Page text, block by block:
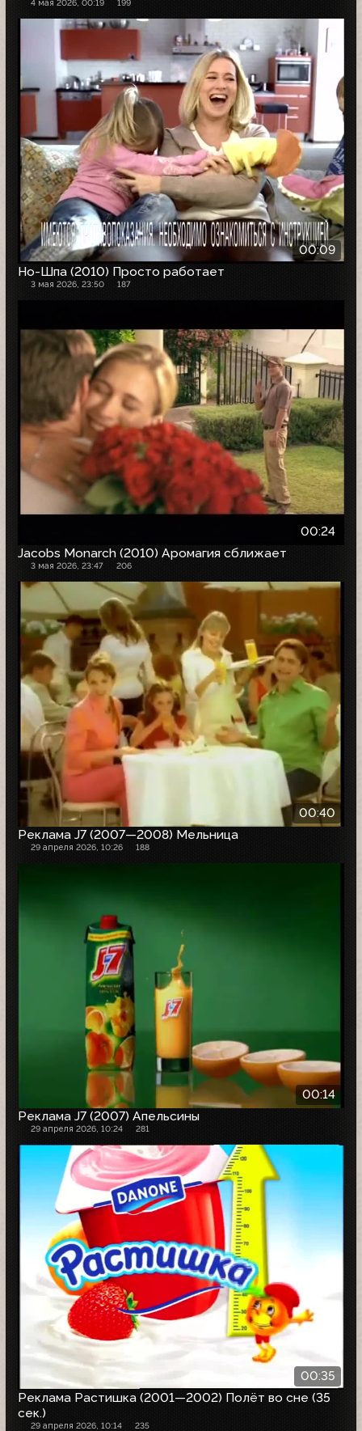
4 мая 2026, 00:19 199
00:09
Но-Шпа (2010) Просто работает
3 мая 2026, 23:50 187
00:24
Jacobs Monarch (2010) Аромагия сближает
3 мая 2026, 23:47 206
00:40
Реклама J7 (2007—2008) Мельница
29 апреля 2026, 10:26 188
00:14
Реклама J7 (2007) Апельсины
29 апреля 2026, 10:24 281
00:35
Реклама Растишка (2001—2002) Полёт во сне (35
сек.)
29 апреля 2026, 10:14 235